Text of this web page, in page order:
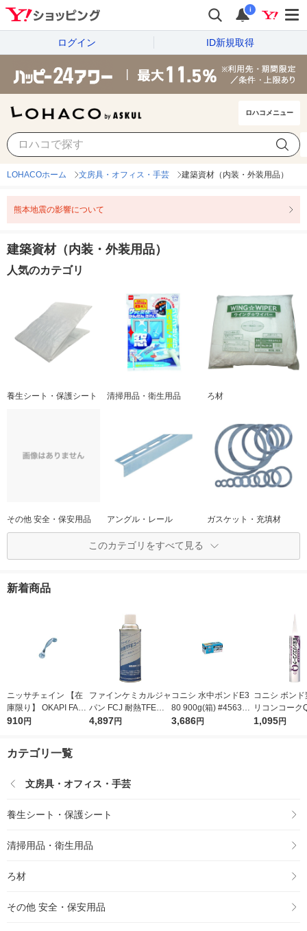
i
ログイン ID新規取得
ロハコメニュー
LOHACOホーム 文房具・オフィス・手芸 建築資材（内装・外装用品）
熊本地震の影響について
建築資材（内装・外装用品）
人気のカテゴリ
養生シート・保護シート 清掃用品・衛生用品 ろ材
その他 安全・保安用品 アングル・レール ガスケット・充填材
このカテゴリをすべて見る
新着商品
ニッサチェイン 【在
庫限り】 OKAPI FAハ
ンドル97mmクローム
910円
ファインケミカルジャ
パン FCJ 耐熱TFEコ
ート 420ml FC-103 1
4,897円
コニシ 水中ボンドE3
80 900g(箱) #45637
E380-900 1セット 10
3,686円
コニシ ボン
リコンコーク
ト 333ml
1,095円
カテゴリ一覧
文房具・オフィス・手芸
養生シート・保護シート
清掃用品・衛生用品
ろ材
その他 安全・保安用品